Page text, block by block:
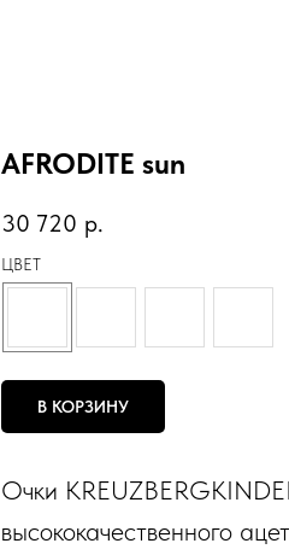
AFRODITE sun
30 720 р.
ЦВЕТ
В КОРЗИНУ
Очки
высококачественного